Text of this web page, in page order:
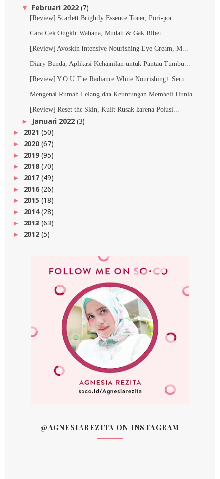
▼ Februari 2022 (7)
[Review] Scarlett Brightly Essence Toner, Pori-por...
Cara Cek Ongkir Wahana, Mudah & Gak Ribet
[Review] Avoskin Intensive Nourishing Eye Cream, M...
Diary Bunda, Aplikasi Kehamilan untuk Pantau Tumbu...
[Review] Y.O.U The Radiance White Nourishing+ Seru...
Mengenal Rumah Lelang dan Keuntungan Membeli Hunia...
[Review] Reset the Skin, Kulit Rusak karena Polusi...
► Januari 2022 (3)
► 2021 (50)
► 2020 (67)
► 2019(95)
► 2018 (70)
► 2017 (49)
► 2016(26)
► 2015 (18)
► 2014(28)
► 2013 (63)
► 2012 (5)
@AGNESIAREZITA ON INSTAGRAM